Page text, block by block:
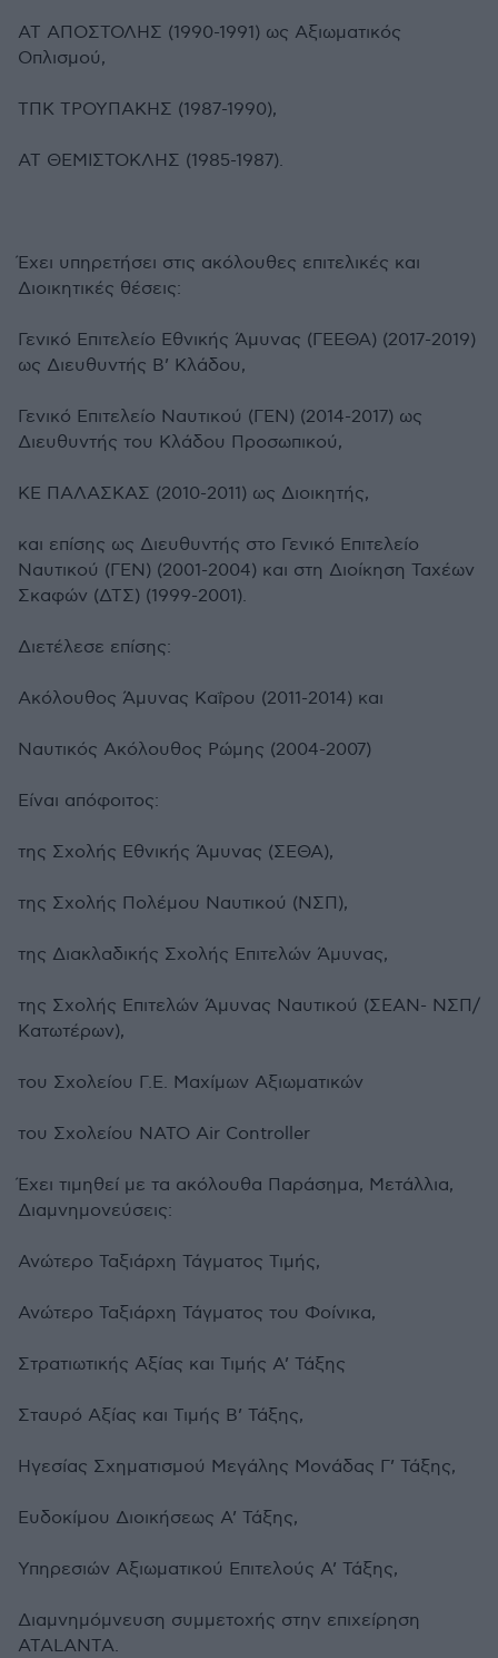
ΑΤ ΑΠΟΣΤΟΛΗΣ (1990-1991) ως Αξιωματικός
Οπλισμού,
ΤΠΚ ΤΡΟΥΠΑΚΗΣ (1987-1990),
ΑΤ ΘΕΜΙΣΤΟΚΛΗΣ (1985-1987).
Έχει υπηρετήσει στις ακόλουθες επιτελικές και
Διοικητικές θέσεις:
Γενικό Επιτελείο Εθνικής Άμυνας (ΓΕΕΘΑ) (2017-2019)
ως Διευθυντής Β’ Κλάδου,
Γενικό Επιτελείο Ναυτικού (ΓΕΝ) (2014-2017) ως
Διευθυντής του Κλάδου Προσωπικού,
ΚΕ ΠΑΛΑΣΚΑΣ (2010-2011) ως Διοικητής,
και επίσης ως Διευθυντής στο Γενικό Επιτελείο
Ναυτικού (ΓΕΝ) (2001-2004) και στη Διοίκηση Ταχέων
Σκαφών (ΔΤΣ) (1999-2001).
Διετέλεσε επίσης:
Ακόλουθος Άμυνας Καΐρου (2011-2014) και
Ναυτικός Ακόλουθος Ρώμης (2004-2007)
Είναι απόφοιτος:
της Σχολής Εθνικής Άμυνας (ΣΕΘΑ),
της Σχολής Πολέμου Ναυτικού (ΝΣΠ),
της Διακλαδικής Σχολής Επιτελών Άμυνας,
της Σχολής Επιτελών Άμυνας Ναυτικού (ΣΕΑΝ- ΝΣΠ/
Κατωτέρων),
του Σχολείου Γ.Ε. Μαχίμων Αξιωματικών
του Σχολείου ΝΑΤΟ Air Controller
Έχει τιμηθεί με τα ακόλουθα Παράσημα, Μετάλλια,
Διαμνημονεύσεις:
Ανώτερο Ταξιάρχη Τάγματος Τιμής,
Ανώτερο Ταξιάρχη Τάγματος του Φοίνικα,
Στρατιωτικής Αξίας και Τιμής Α’ Τάξης
Σταυρό Αξίας και Τιμής Β’ Τάξης,
Ηγεσίας Σχηματισμού Μεγάλης Μονάδας Γ’ Τάξης,
Ευδοκίμου Διοικήσεως Α’ Τάξης,
Υπηρεσιών Αξιωματικού Επιτελούς Α’ Τάξης,
Διαμνημόμνευση συμμετοχής στην επιχείρηση
ATALANTA.